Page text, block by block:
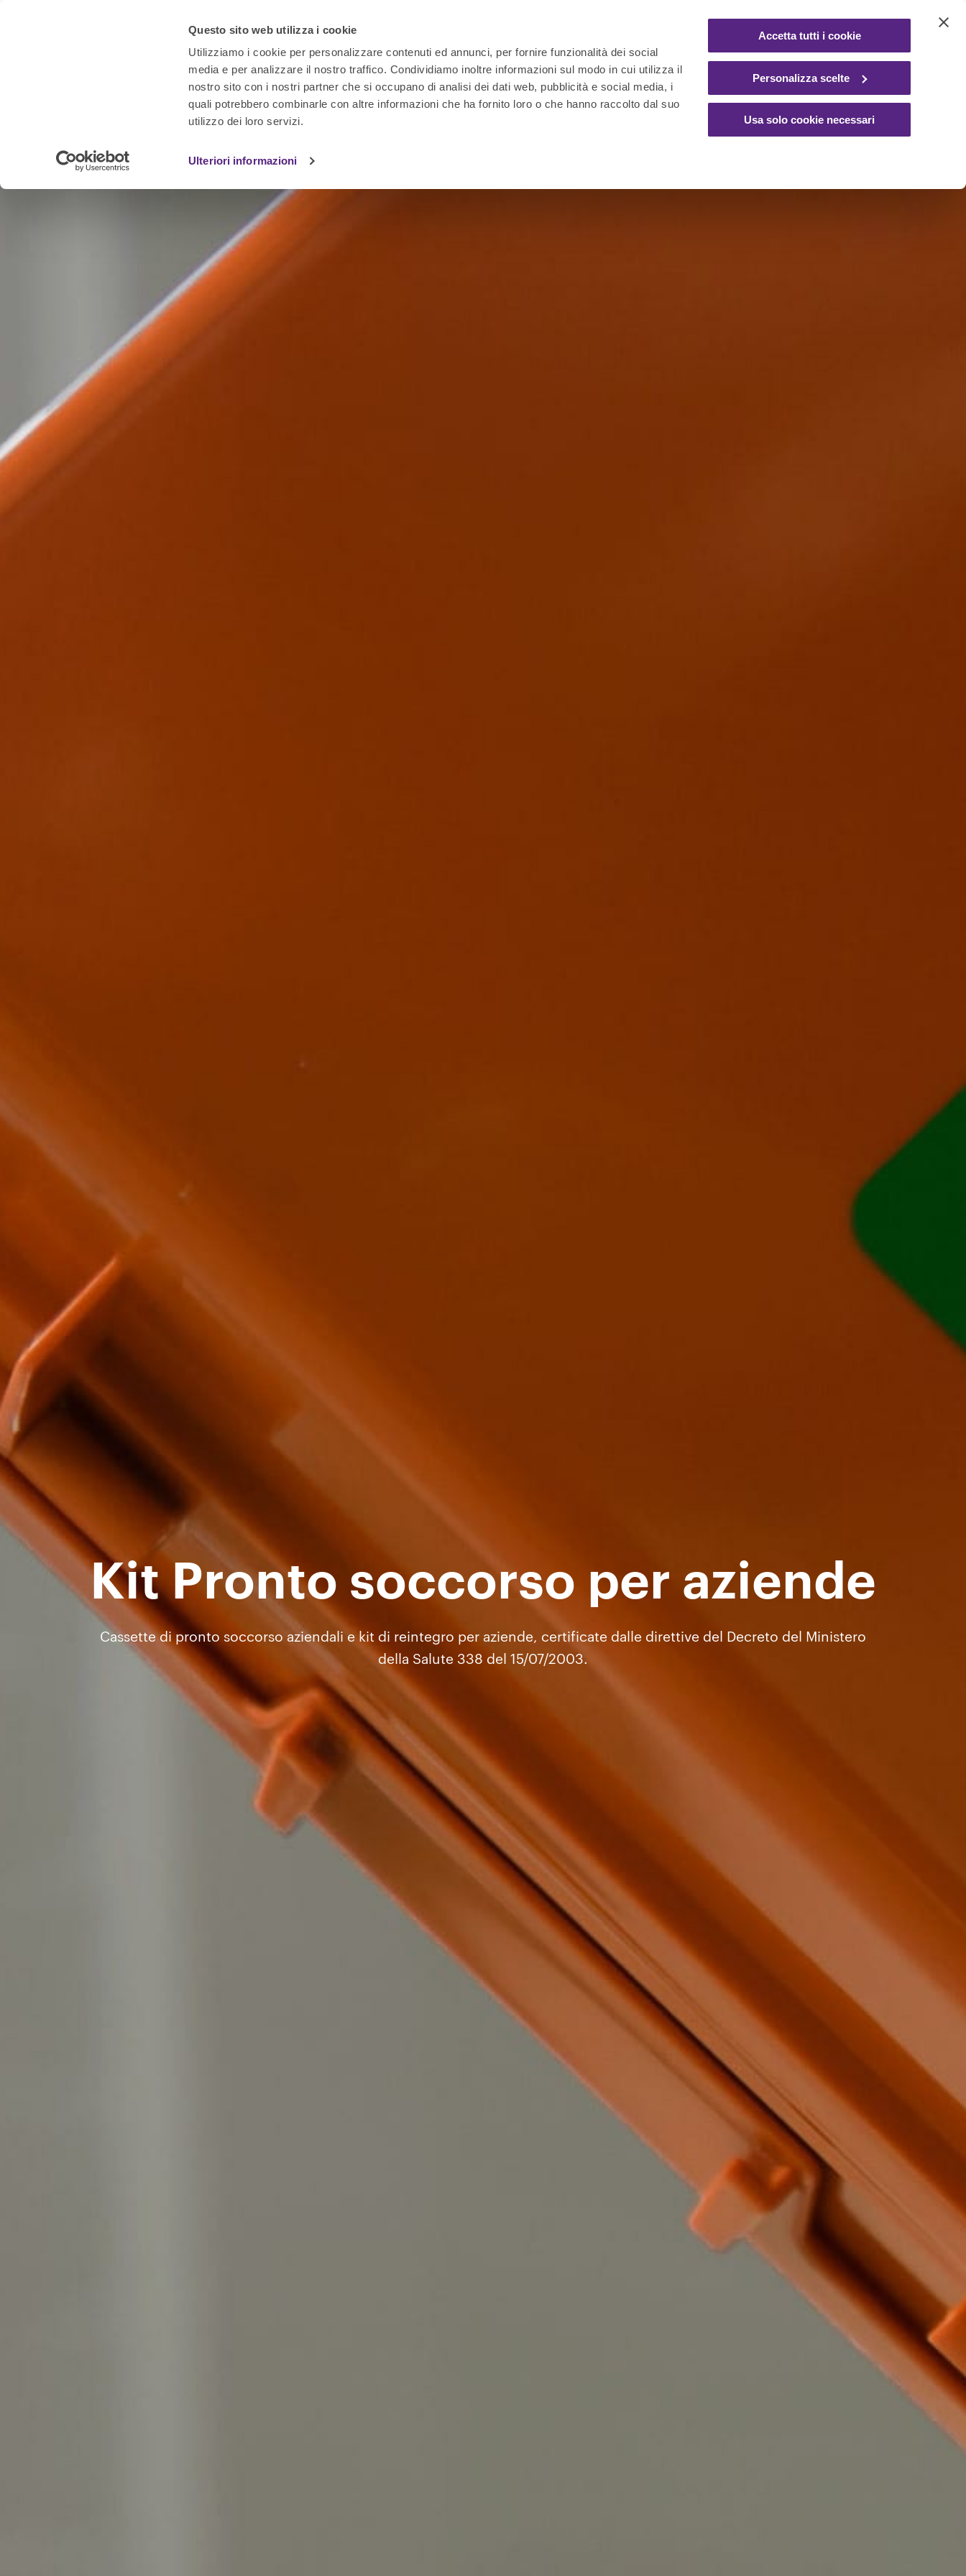
Questo sito web utilizza i cookie
Utilizziamo i cookie per personalizzare contenuti ed annunci, per fornire funzionalità dei social
media e per analizzare il nostro traffico. Condividiamo inoltre informazioni sul modo in cui utilizza il
nostro sito con i nostri partner che si occupano di analisi dei dati web, pubblicità e social media, i
quali potrebbero combinarle con altre informazioni che ha fornito loro o che hanno raccolto dal suo
utilizzo dei loro servizi.
Ulteriori informazioni
Accetta tutti i cookie
Personalizza scelte
Usa solo cookie necessari
Scarpe
antinfortunistiche
Guanti
Indumenti
da lavoro
Primo
soccorso
Protezione capo,
vie aeree e udito
Protezione collettiva
e segnaletica di sicurezza
Kit Pronto soccorso per aziende
Cassette di pronto soccorso aziendali e kit di reintegro per aziende, certificate dalle direttive del Decreto del Ministero
della Salute 338 del 15/07/2003.